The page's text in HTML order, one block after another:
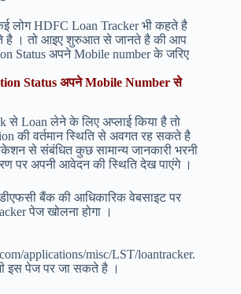
लोग HDFC Loan Tracker भी कहते है
है । तो आइए शुरुआत से जानते है की आप
Status अपने Mobile number के जरिए
Status अपने Mobile Number से
Loan लेने के लिए अप्लाई किया है तो
की वर्तमान स्थिति से अवगत रह सकते है
से संबंधित कुछ सामान्य जानकारी भरनी
पर अपनी आवेदन की स्थिति देख पाएंगे ।
बैंक की आधिकारिक वेबसाइट पर
पेज खोलना होगा ।
35
applications/misc/LST/loantracker.
इस पेज पर जा सकते है ।